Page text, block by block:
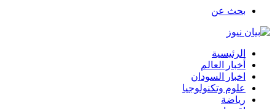
بحث عن
الرئيسية
أخبار العالم
اخبار السودان
علوم وتكنولوجيا
رياضة